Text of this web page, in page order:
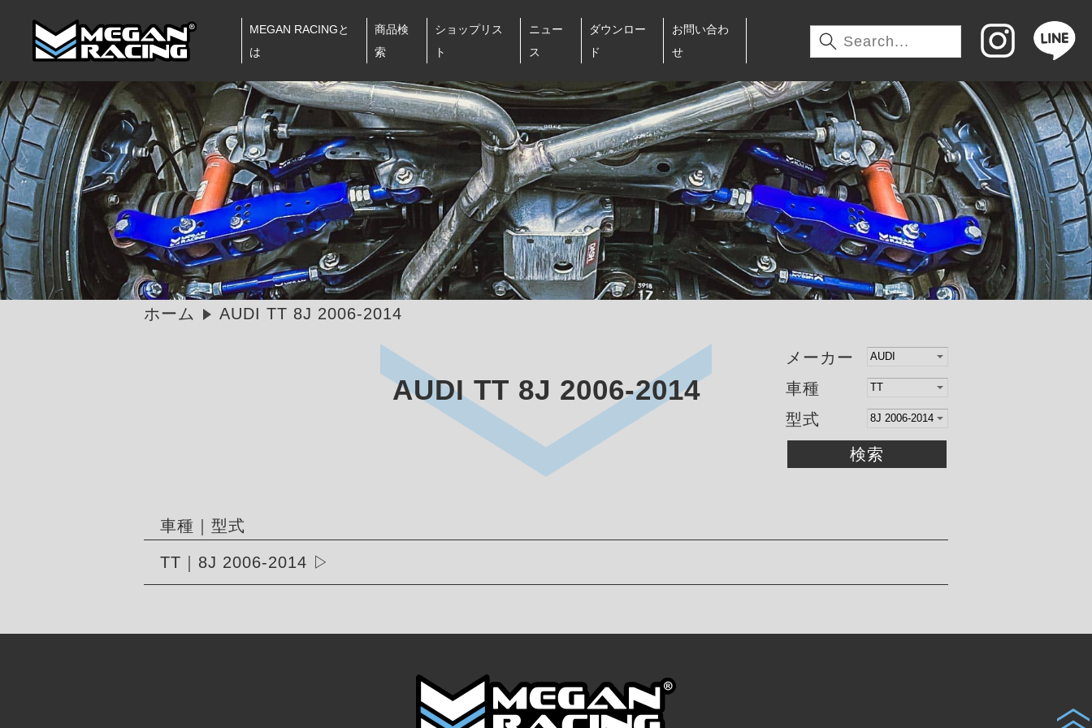
MEGAN RACINGと
は
商品検
索
ショップリス
ト
ニュー
ス
ダウンロー
ド
お問い合わ
せ
ホーム AUDI TT 8J 2006-2014
AUDI TT 8J 2006-2014
メーカー
車種
型式
検索
車種｜型式
TT｜8J 2006-2014